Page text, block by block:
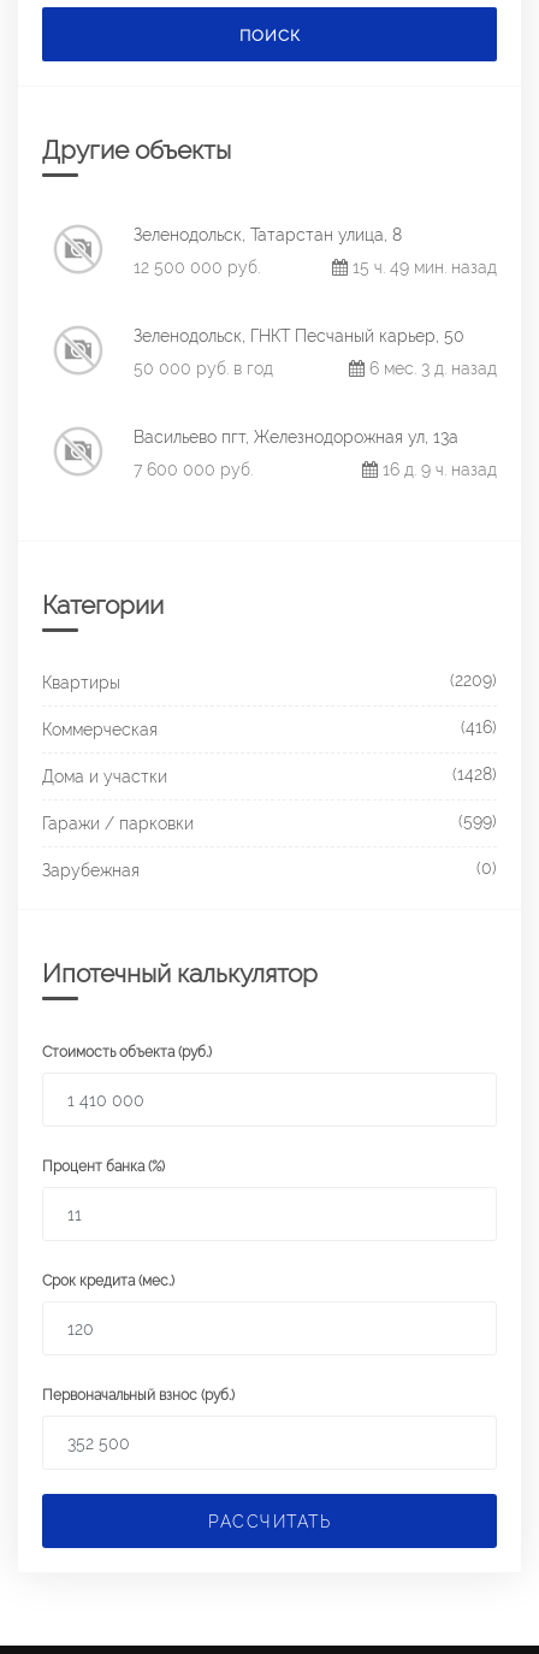
ПОИСК
Другие объекты
Зеленодольск, Татарстан улица, 8
12 500 000 руб.
15 ч. 49 мин. назад
Зеленодольск, ГНКТ Песчаный карьер, 50
50 000 руб. в год
6 мес. 3 д. назад
Васильево пгт, Железнодорожная ул, 13а
7 600 000 руб.
16 д. 9 ч. назад
Категории
Квартиры (2209)
Коммерческая (416)
Дома и участки (1428)
Гаражи / парковки (599)
Зарубежная (0)
Ипотечный калькулятор
Стоимость объекта (руб.)
Процент банка (%)
Срок кредита (мес.)
Первоначальный взнос (руб.)
РАССЧИТАТЬ